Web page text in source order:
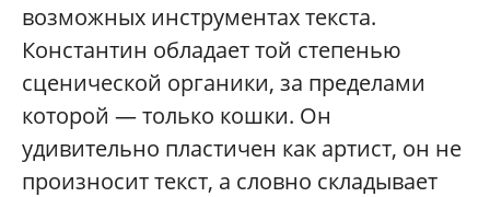
возможных инструментах текста.
Константин обладает той степенью
сценической органики, за пределами
которой — только кошки. Он
удивительно пластичен как артист, он не
произносит текст, а словно складывает